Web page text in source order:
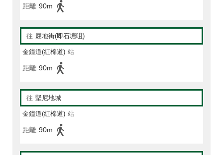
距離 90m
往 屈地街(即石塘咀)
金鐘道(紅棉道) 站
距離 90m
往 堅尼地城
金鐘道(紅棉道) 站
距離 90m